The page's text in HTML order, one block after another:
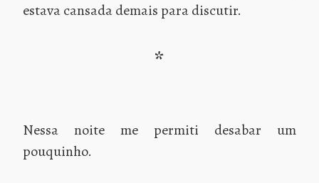
estava cansada demais para discutir.
*
Nessa noite me permiti desabar um
pouquinho.